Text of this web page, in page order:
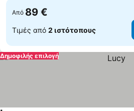
Από 89 €
Τιμές από 2 ιστότοπους
Δημοφιλής επιλογή